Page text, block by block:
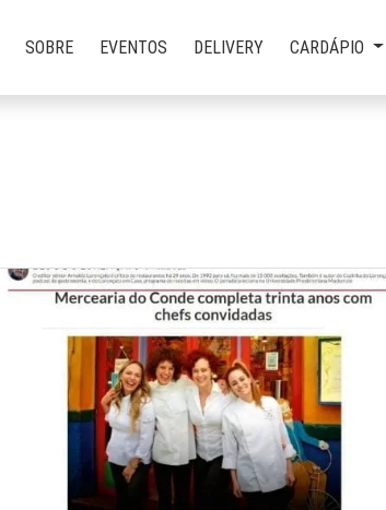
SOBRE EVENTOS DELIVERY CARDÁPIO